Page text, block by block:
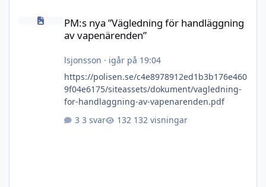
PM:s nya ”Vägledning för handläggning av vapenärenden”
PM:s nya ”Vägledning för handläggning
av vapenärenden”
lsjonsson · igår på 19:04
https://polisen.se/c4e8978912ed1b3b176e460
9f04e6175/siteassets/dokument/vagledning-
for-handlaggning-av-vapenarenden.pdf
3 svar
132 visningar